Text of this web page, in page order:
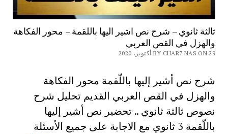
ثالثة ثانوي – شرح نص اشير اليها باللقمة – محور الفكاهة
والهزل في القص العربي
BY CHAR7 NAS ON 29 أكتوبر، 2020
شرح نص أشير إليها باللّقمة محور الفكاهة
والهزل في القص العربي القديم تحليل شرح
نصوص ثالثة ثانوي .. تحضير نص أشير إليها
باللّقمة 3 ثانوي مع الاجابة على جميع الأسئلة